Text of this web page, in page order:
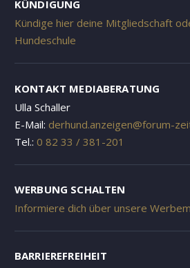
KÜNDIGUNG
Kündige hier deine Mitgliedschaft
Hundeschule
KONTAKT MEDIABERATUNG
Ulla Schaller
E-Mail: derhund.anzeigen@forum-
Tel.: 0 82 33 / 381-201
WERBUNG SCHALTEN
Informiere dich über unsere
BARRIEREFREIHEIT